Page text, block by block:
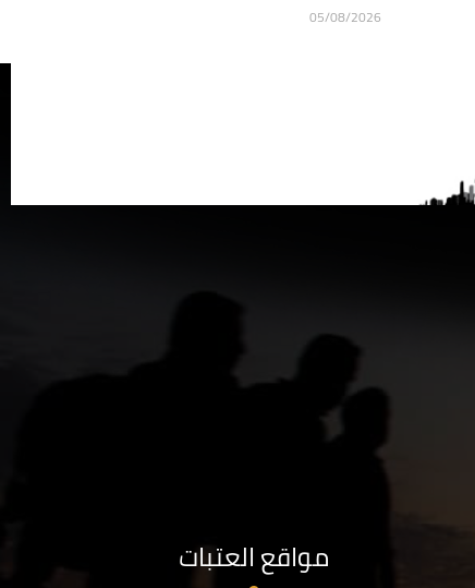
05/08/2026
مواقع العتبات